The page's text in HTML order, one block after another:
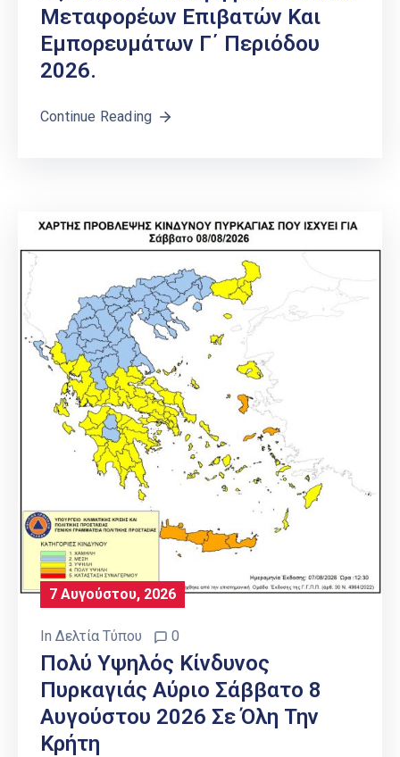
Μεταφορέων Επιβατών Και
Εμπορευμάτων Γ΄ Περιόδου
2026.
Continue Reading
7 Αυγούστου, 2026
In Δελτία Τύπου 0
Πολύ Υψηλός Κίνδυνος
Πυρκαγιάς Αύριο Σάββατο 8
Αυγούστου 2026 Σε Όλη Την
Κρήτη